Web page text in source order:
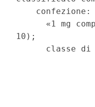
    confezione:
«1 mg
10);